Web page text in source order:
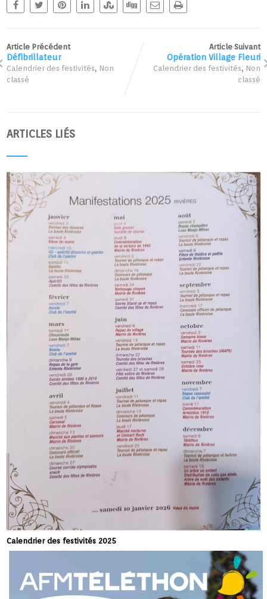
Article Précédent
Défibrillateur
Calendrier des festivités, Non
classé
Article Suivant
Opération Village Fleuri
Calendrier des festivités, Non
classé
ARTICLES LIÉS
Calendrier des festivités 2025